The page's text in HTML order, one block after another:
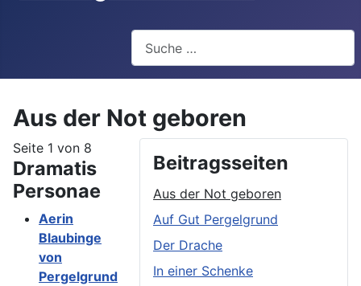
Aus der Not geboren
Beitragsseiten
Aus der Not geboren
Auf Gut Pergelgrund
Der Drache
In einer Schenke
Seite 1 von 8
Dramatis
Personae
Aerin
Blaubinge
von
Pergelgrund